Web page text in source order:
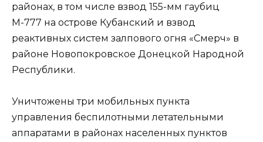
районах, в том числе взвод 155-мм гаубиц
М-777 на острове Кубанский и взвод
реактивных систем залпового огня «Смерч» в
районе Новопокровское Донецкой Народной
Республики.
Уничтожены три мобильных пункта
управления беспилотными летательными
аппаратами в районах населенных пунктов